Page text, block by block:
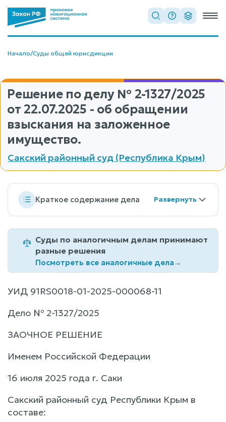
Начало/Суды общей юрисдикции
Решение по делу № 2-1327/2025
от 22.07.2025 - об обращении
взыскания на заложенное
имущество.
Сакский районный суд (Республика Крым)
Краткое содержание дела
Суды по аналогичным делам принимают
разные решения
Посмотреть все аналогичные дела→
УИД 91RS0018-01-2025-000068-11
Дело № 2-1327/2025
ЗАОЧНОЕ РЕШЕНИЕ
Именем Российской Федерации
16 июля 2025 года г. Саки
Сакский районный суд Республики Крым в
составе: